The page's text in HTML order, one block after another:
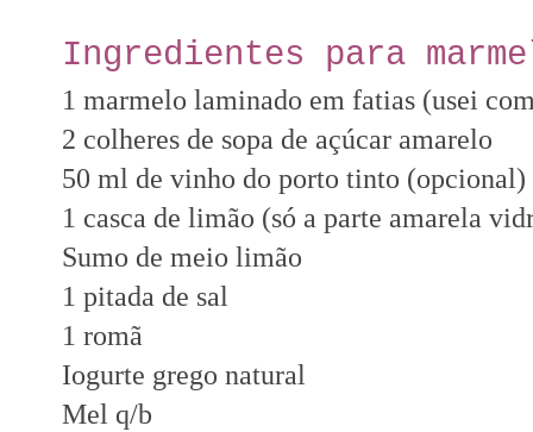
Ingredientes para
1 marmelo laminado em fatias (usei
2 colheres de sopa de açúcar amarelo
50 ml de vinho do porto tinto (opcional)
1 casca de limão (só a parte amarela
Sumo de meio limão
1 pitada de sal
1 romã
Iogurte grego natural
Mel q/b